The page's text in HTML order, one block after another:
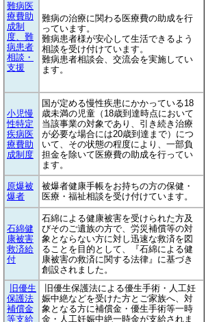
難病医
療費助
成制
度、難
病患者
相談・
支援
難病の治療に関わる医療費の助成を行
っています。
難病患者様が安心して生活できるよう
相談を受け付けています。
難病患者相談会、交流会を実施してい
ます。
小児慢
性特定
疾病医
療費助
成制度
国が定める慢性疾患にかかっている18
歳未満の児童（18歳到達時点において
当該事業の対象であり、引き続き治療
が必要な場合には20歳到達まで）につ
いて、その状態の程度により、一部負
担金を除いて医療費の助成を行ってい
ます。
原爆被
爆者
被爆者健康手帳をお持ちの方の保健・
医療・福祉相談を受け付けています。
石綿健
康被害
救済給
付
石綿による健康被害を受けられた方及
びそのご遺族の方で、労災補償等の対
象とならない方に対し迅速な救済を図
ることを目的として、『石綿による健
康被害の救済に関する法律』に基づき
創設されました。
旧優生
保護法
補償金
等支給
旧優生保護法による優生手術・人工妊
娠中絶などを受けた方とご家族へ、対
象となる方に補償金・優生手術等一時
金・人工妊娠中絶一時金が支給されま